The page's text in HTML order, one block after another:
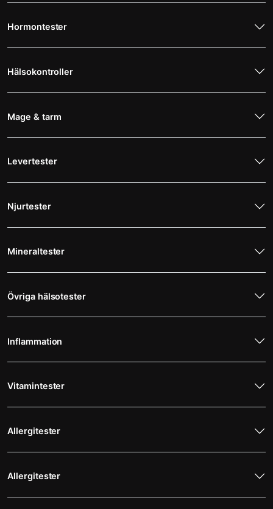
Hormontester
Hälsokontroller
Mage & tarm
Levertester
Njurtester
Mineraltester
Övriga hälsotester
Inflammation
Vitamintester
Allergitester
Allergitester